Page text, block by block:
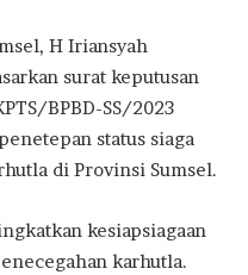
H Iriansyah
surat keputusan
BPBD-SS/2023
status siaga
di Provinsi Sumsel.
kesiapsiagaan
karhutla.